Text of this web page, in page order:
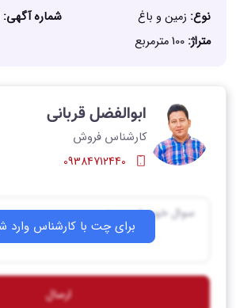
نوع: زمین و باغ شماره آگهی:
متراژ: 100 مترمربع
ابوالفضل قربانی
کارشناس فروش
ارسال
برای چت با کارشناس وارد